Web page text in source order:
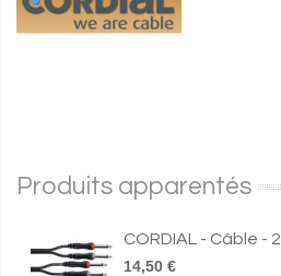
Produits apparentés
CORDIAL - Câble -
14,50 €